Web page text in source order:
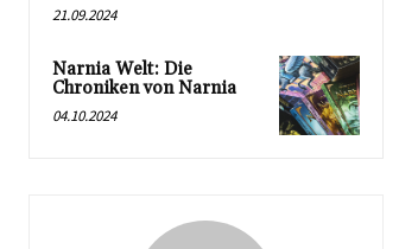
21.09.2024
Narnia Welt: Die
Chroniken von Narnia
04.10.2024